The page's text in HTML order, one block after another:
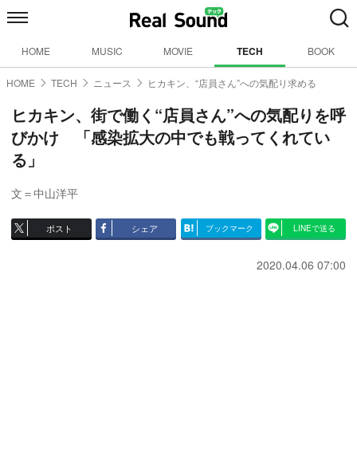
HOME MUSIC MOVIE TECH BOOK
HOME TECH ニュース ヒカキン、“店員さん”への気配り求める
ヒカキン、街で働く“店員さん”への気配りを呼
びかけ 「感染拡大の中でも戦ってくれてい
る」
文＝中山洋平
ポスト シェア ブックマーク LINEで送る
2020.04.06 07:00